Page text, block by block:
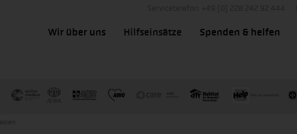
Wir über uns Hilfseinsätze Spenden & helfen